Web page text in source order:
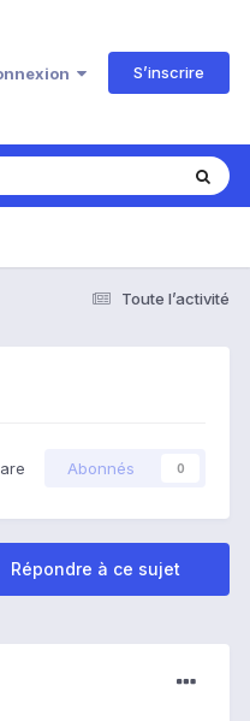
S’inscrire
Toute l’activité
Abonnés 0
Répondre à ce sujet